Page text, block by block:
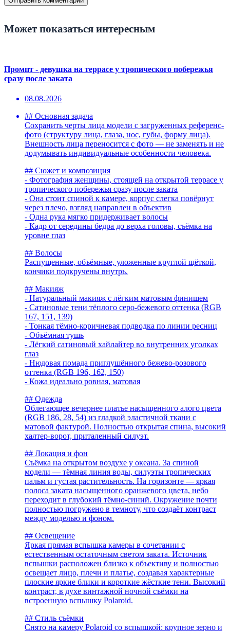
Может показаться интересным
Промпт - девушка на террасе у тропического побережья
сразу после заката
08.08.2026
## Основная задача
Сохранить черты лица модели с загруженных референс-
фото (структуру лица, глаза, нос, губы, форму лица).
Внешность лица переносится с фото — не заменять и не
додумывать индивидуальные особенности человека.
## Сюжет и композиция
- Фотография женщины, стоящей на открытой террасе у
тропического побережья сразу после заката
- Она стоит спиной к камере, корпус слегка повёрнут
через плечо, взгляд направлен в объектив
- Одна рука мягко придерживает волосы
- Кадр от середины бедра до верха головы, съёмка на
уровне глаз
## Волосы
Распущенные, объёмные, уложенные круглой щёткой,
кончики подкручены внутрь.
## Макияж
- Натуральный макияж с лёгким матовым финишем
- Сатиновые тени тёплого серо-бежевого оттенка (RGB
167, 151, 139)
- Тонкая тёмно-коричневая подводка по линии ресниц
- Объёмная тушь
- Лёгкий сатиновый хайлайтер во внутренних уголках
глаз
- Нюдовая помада приглушённого бежево-розового
оттенка (RGB 196, 162, 150)
- Кожа идеально ровная, матовая
## Одежда
Облегающее вечернее платье насыщенного алого цвета
(RGB 186, 28, 54) из гладкой эластичной ткани с
матовой фактурой. Полностью открытая спина, высокий
халтер-ворот, приталенный силуэт.
## Локация и фон
Съёмка на открытом воздухе у океана. За спиной
модели — тёмная линия воды, силуэты тропических
пальм и густая растительность. На горизонте — яркая
полоса заката насыщенного оранжевого цвета, небо
переходит в глубокий тёмно-синий. Окружение почти
полностью погружено в темноту, что создаёт контраст
между моделью и фоном.
## Освещение
Яркая прямая вспышка камеры в сочетании с
естественным остаточным светом заката. Источник
вспышки расположен близко к объективу и полностью
освещает лицо, плечи и платье, создавая характерные
плоские яркие блики и короткие жёсткие тени. Высокий
контраст, в духе винтажной ночной съёмки на
встроенную вспышку Polaroid.
## Стиль съёмки
Снято на камеру Polaroid со вспышкой: крупное зерно и